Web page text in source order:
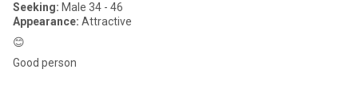
Seeking: Male 34 - 46
Appearance: Attractive
😊
Good person